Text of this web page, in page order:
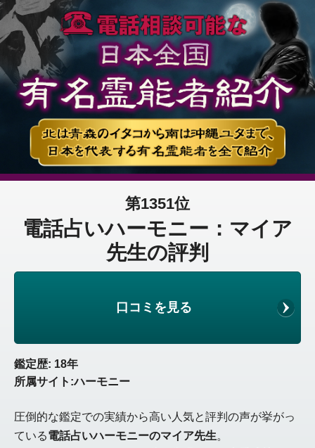
第1351位
電話占いハーモニー：マイア
先生の評判
口コミを見る
鑑定歴: 18年
所属サイト:ハーモニー
圧倒的な鑑定での実績から高い人気と評判の声が挙がっ
ている電話占いハーモニーのマイア先生。